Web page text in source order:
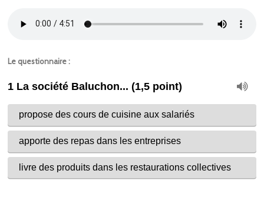
Le questionnaire :